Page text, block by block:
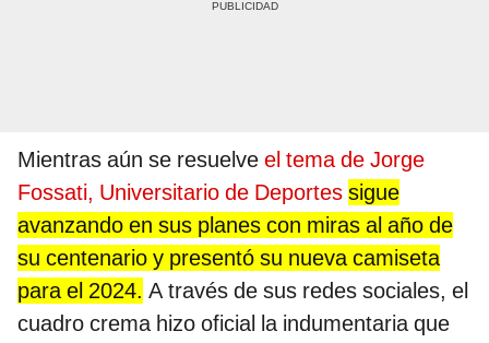
Mientras aún se resuelve el tema de Jorge
Fossati, Universitario de Deportes sigue
avanzando en sus planes con miras al año de
su centenario y presentó su nueva camiseta
para el 2024. A través de sus redes sociales, el
cuadro crema hizo oficial la indumentaria que